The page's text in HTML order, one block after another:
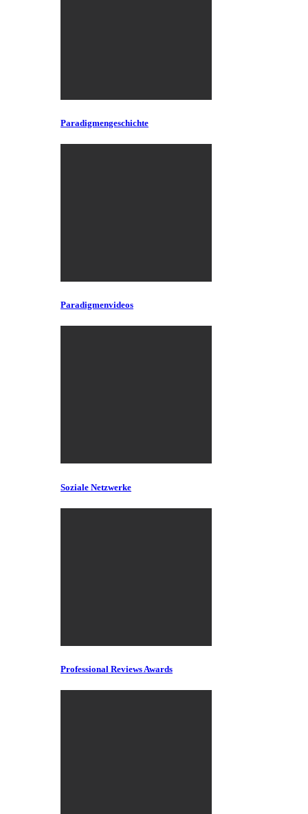
Paradigmengeschichte
Paradigmenvideos
Soziale Netzwerke
Professional Reviews Awards